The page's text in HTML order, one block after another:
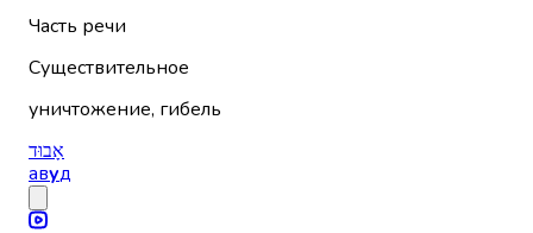
Часть речи
Существительное
уничтожение, гибель
אָבוּד
авуд